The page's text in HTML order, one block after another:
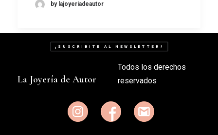
by lajoyeriadeautor
¡SUSCRIBITE AL NEWSLETTER!
La Joyería de Autor
Todos los derechos
reservados